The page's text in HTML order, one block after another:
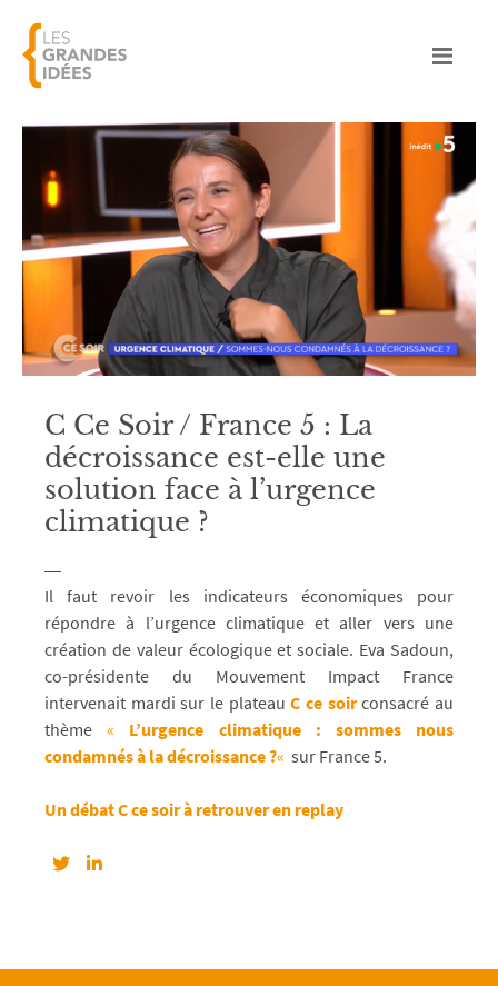
C Ce Soir / France 5 : La
décroissance est-elle une
solution face à l’urgence
climatique ?
Il faut revoir les indicateurs économiques pour
répondre à l’urgence climatique et aller vers une
création de valeur écologique et sociale. Eva Sadoun,
co-présidente du Mouvement Impact France
intervenait mardi sur le plateauC ce soirconsacré au
thème« L’urgence climatique : sommes nous
condamnés à la décroissance ?« sur France 5.
Un débat C ce soir à retrouver en replay